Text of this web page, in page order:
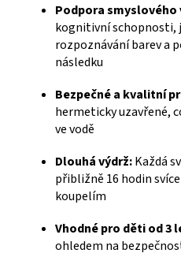
Podpora smyslového
kognitivní schopnosti,
rozpoznávání barev a
následku
Bezpečné a kvalitní
hermeticky uzavřené,
ve vodě
Dlouhá výdrž:Každá
přibližně 16 hodin
koupelím
Vhodné pro děti od 3
ohledem na